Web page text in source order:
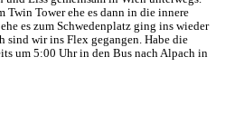
Twin Tower ehe es dann in die innere
es zum Schwedenplatz ging ins wieder
sind wir ins Flex gegangen. Habe die
um 5:00 Uhr in den Bus nach Alpach in